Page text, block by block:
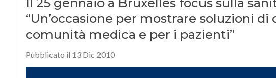
Il 25 gennaio a Bruxelles focus sulla
“Un’occasione per mostrare soluzioni
comunità medica e per i pazienti”
Pubblicato il 13 Dic 2010